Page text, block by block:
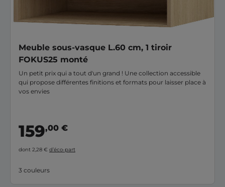
Meuble sous-vasque L.60 cm, 1 tiroir
FOKUS25 monté
Un petit prix qui a tout d'un grand ! Une collection accessible
qui propose différentes finitions et formats pour laisser place à
vos envies
159,00 €
dont 2,28 € d’éco-part
3 couleurs